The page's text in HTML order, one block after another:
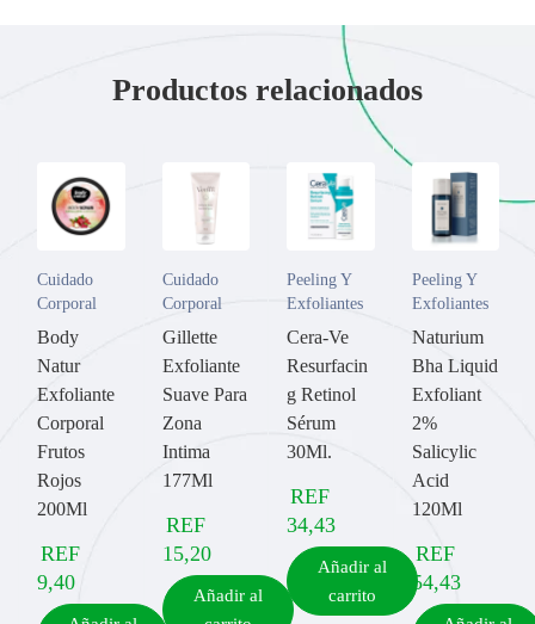
Productos relacionados
Cuidado
Corporal
Body
Natur
Exfoliante
Corporal
Frutos
Rojos
200Ml
REF
9,40
Cuidado
Corporal
Gillette
Exfoliante
Suave Para
Zona
Intima
177Ml
REF
15,20
Añadir al
Peeling Y
Exfoliantes
Cera-Ve
Resurfacin
g Retinol
Sérum
30Ml.
REF
34,43
Añadir al
carrito
Peeling Y
Exfoliantes
Naturium
Bha Liquid
Exfoliant
2%
Salicylic
Acid
120Ml
REF
54,43